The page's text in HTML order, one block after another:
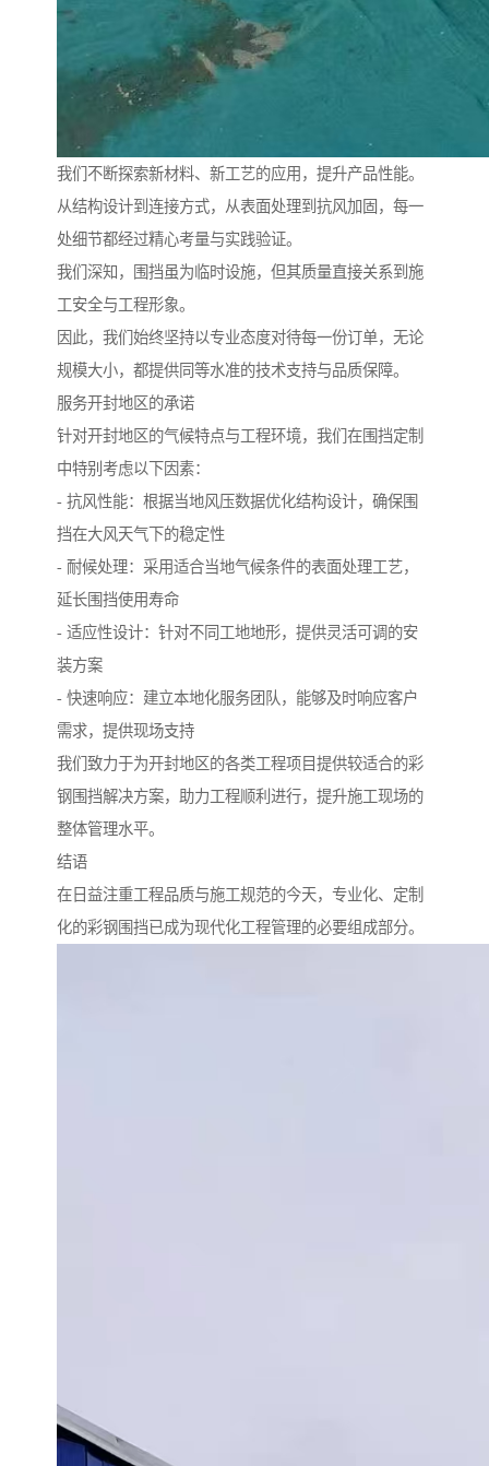
我们不断探索新材料、新工艺的应用，提升产品性能。
从结构设计到连接方式，从表面处理到抗风加固，每一
处细节都经过精心考量与实践验证。
我们深知，围挡虽为临时设施，但其质量直接关系到施
工安全与工程形象。
因此，我们始终坚持以专业态度对待每一份订单，无论
规模大小，都提供同等水准的技术支持与品质保障。
服务开封地区的承诺
针对开封地区的气候特点与工程环境，我们在围挡定制
中特别考虑以下因素：
- 抗风性能：根据当地风压数据优化结构设计，确保围
挡在大风天气下的稳定性
- 耐候处理：采用适合当地气候条件的表面处理工艺，
延长围挡使用寿命
- 适应性设计：针对不同工地地形，提供灵活可调的安
装方案
- 快速响应：建立本地化服务团队，能够及时响应客户
需求，提供现场支持
我们致力于为开封地区的各类工程项目提供较适合的彩
钢围挡解决方案，助力工程顺利进行，提升施工现场的
整体管理水平。
结语
在日益注重工程品质与施工规范的今天，专业化、定制
化的彩钢围挡已成为现代化工程管理的必要组成部分。